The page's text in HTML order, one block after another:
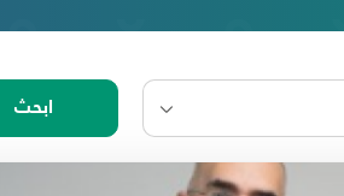
ابحث